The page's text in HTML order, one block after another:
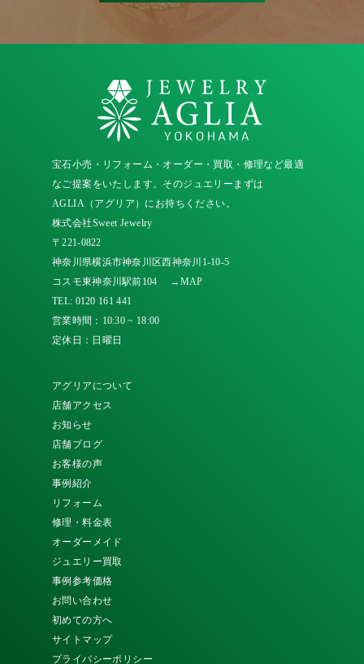
宝石小売・リフォーム・オーダー・買取・修理など最適
なご提案をいたします。そのジュエリーまずは
AGLIA（アグリア）にお持ちください。
株式会社Sweet Jewelry
〒221-0822
神奈川県横浜市神奈川区西神奈川1-10-5
コスモ東神奈川駅前104
→MAP
TEL: 0120 161 441
営業時間：10:30 ~ 18:00
定休日：日曜日
アグリアについて
店舗アクセス
お知らせ
店舗ブログ
お客様の声
事例紹介
リフォーム
修理・料金表
オーダーメイド
ジュエリー買取
事例参考価格
お問い合わせ
初めての方へ
サイトマップ
プライバシーポリシー